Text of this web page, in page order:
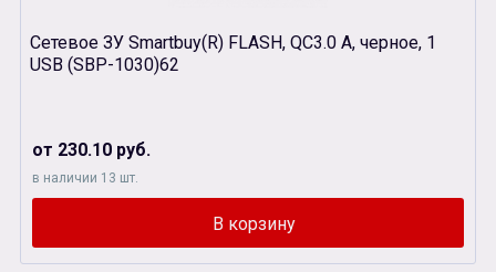
Сетевое ЗУ Smartbuy(R) FLASH, QC3.0 A, черное, 1
USB (SBP-1030)62
от 230.10 руб.
в наличии 13 шт.